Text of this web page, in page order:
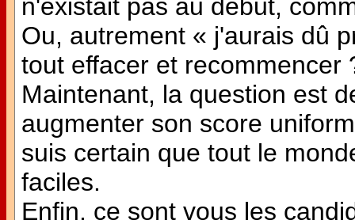
n'existait pas au début,
Ou, autrement « j'aurais dû
tout effacer et recommencer
Maintenant, la question est
augmenter son score
suis certain que tout le
faciles.
Enfin, ce sont vous les